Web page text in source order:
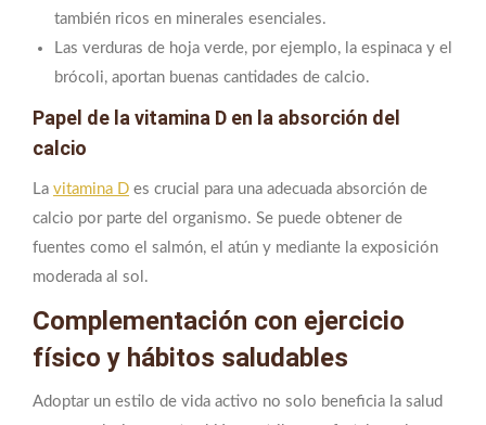
también ricos en minerales esenciales.
Las verduras de hoja verde, por ejemplo, la espinaca y el
brócoli, aportan buenas cantidades de calcio.
Papel de la vitamina D en la absorción del
calcio
La vitamina D es crucial para una adecuada absorción de
calcio por parte del organismo. Se puede obtener de
fuentes como el salmón, el atún y mediante la exposición
moderada al sol.
Complementación con ejercicio
físico y hábitos saludables
Adoptar un estilo de vida activo no solo beneficia la salud